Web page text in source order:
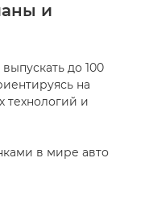
и
до 100
на
технологий и
в мире авто